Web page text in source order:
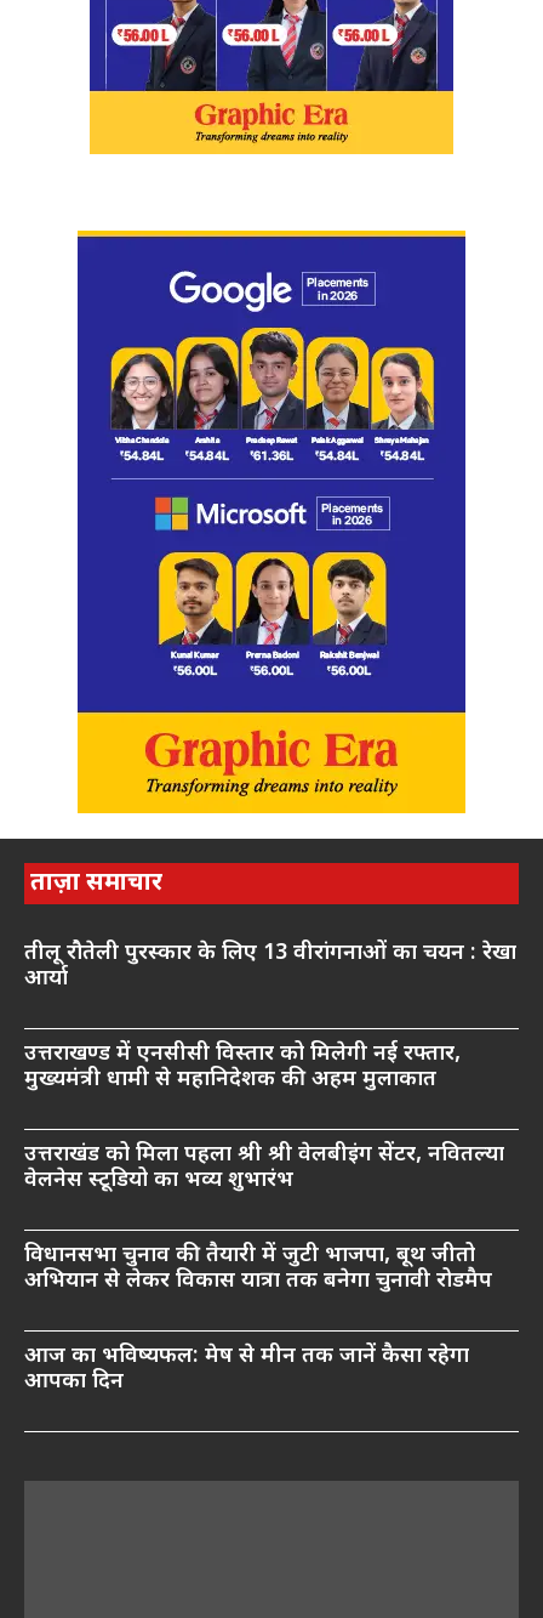
ताज़ा समाचार
तीलू रौतेली पुरस्कार के लिए 13 वीरांगनाओं का चयन : रेखा
आर्या
उत्तराखण्ड में एनसीसी विस्तार को मिलेगी नई रफ्तार,
मुख्यमंत्री धामी से महानिदेशक की अहम मुलाकात
उत्तराखंड को मिला पहला श्री श्री वेलबीइंग सेंटर, नवितल्या
वेलनेस स्टूडियो का भव्य शुभारंभ
विधानसभा चुनाव की तैयारी में जुटी भाजपा, बूथ जीतो
अभियान से लेकर विकास यात्रा तक बनेगा चुनावी रोडमैप
आज का भविष्यफल: मेष से मीन तक जानें कैसा रहेगा
आपका दिन